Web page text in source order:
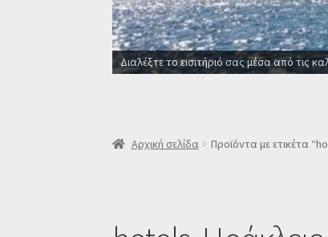
Διαλέξτε το εισιτήριό σας μέσα από τις
Αρχική σελίδα Προϊόντα με ετικέτα